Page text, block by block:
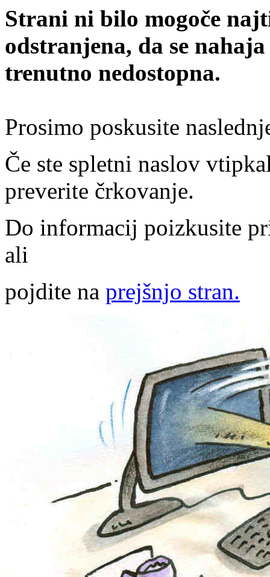
Strani ni bilo mogoče
odstranjena, da se
trenutno nedostopna.
Prosimo poskusite
Če ste spletni naslov
preverite črkovanje.
Do informacij poizkusite
ali
pojdite na prejšnjo stran.